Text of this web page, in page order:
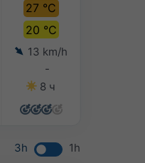
27 °C
20 °C
13 km/h
-
8 ч
3h 1h